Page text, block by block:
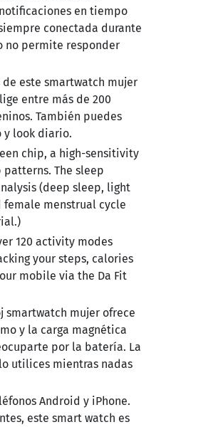
en tiempo
conectada durante
no permite responder
de este smartwatch mujer
entre más de 200
También puedes
y look diario.
chip, a high-sensitivity
patterns. The sleep
(deep sleep, light
female menstrual cycle
120 activity modes
your steps, calories
mobile via the Da Fit
smartwatch mujer ofrece
y la carga magnética
por la batería. La
utilices mientras nadas
Android y iPhone.
este smart watch es